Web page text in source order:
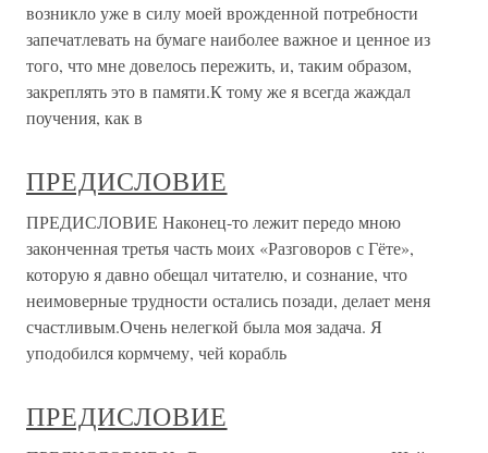
возникло уже в силу моей врожденной потребности
запечатлевать на бумаге наиболее важное и ценное из
того, что мне довелось пережить, и, таким образом,
закреплять это в памяти.К тому же я всегда жаждал
поучения, как в
ПРЕДИСЛОВИЕ
ПРЕДИСЛОВИЕ Наконец-то лежит передо мною
законченная третья часть моих «Разговоров с Гёте»,
которую я давно обещал читателю, и сознание, что
неимоверные трудности остались позади, делает меня
счастливым.Очень нелегкой была моя задача. Я
уподобился кормчему, чей корабль
ПРЕДИСЛОВИЕ